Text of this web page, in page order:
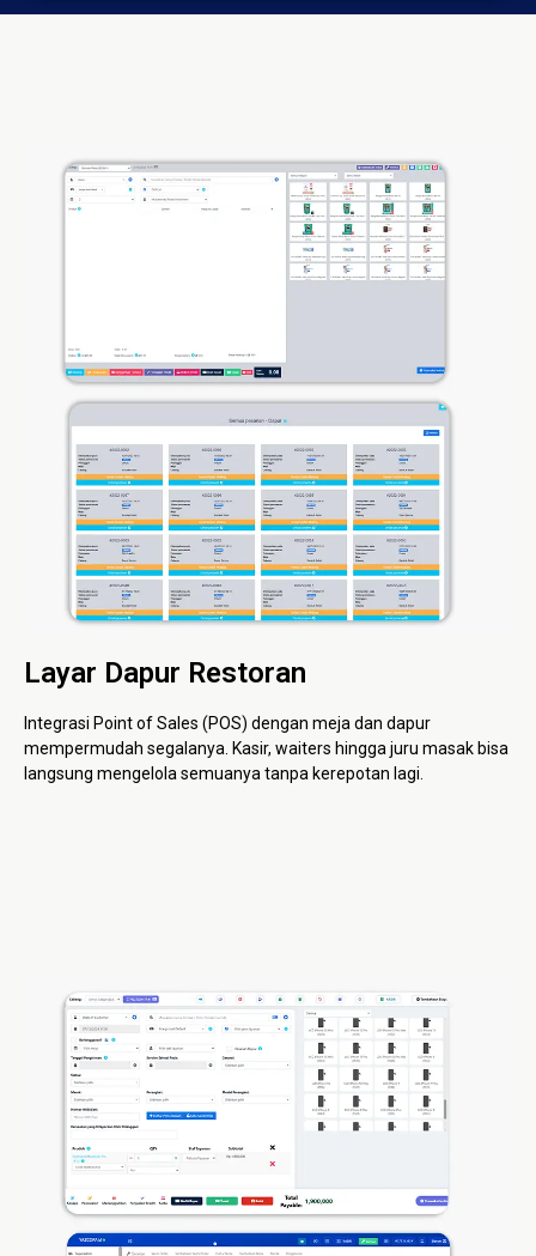
Layar Dapur Restoran
Integrasi Point of Sales (POS) dengan meja dan dapur
mempermudah segalanya. Kasir, waiters hingga juru masak bisa
langsung mengelola semuanya tanpa kerepotan lagi.